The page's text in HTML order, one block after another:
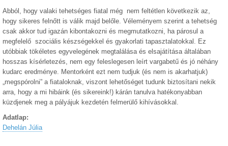
Abból, hogy valaki tehetséges fiatal még nem feltétlen következik az,
hogy sikeres felnőtt is válik majd belőle. Véleményem szerint a tehetség
csak akkor tud igazán kibontakozni és megmutatkozni, ha párosul a
megfelelő szociális készségekkel és gyakorlati tapasztalatokkal. Ez
utóbbiak tökéletes egyvelegének megtalálása és elsajátítása általában
hosszas kísérletezés, nem egy feleslegesen leírt vargabetű és jó néhány
kudarc eredménye. Mentorként ezt nem tudjuk (és nem is akarhatjuk)
„megspórolni” a fiataloknak, viszont lehetőséget tudunk biztosítani nekik
arra, hogy a mi hibáink (és sikereink!) kárán tanulva hatékonyabban
küzdjenek meg a pályájuk kezdetén felmerülő kihívásokkal.
Adatlap:
Dehelán Júlia